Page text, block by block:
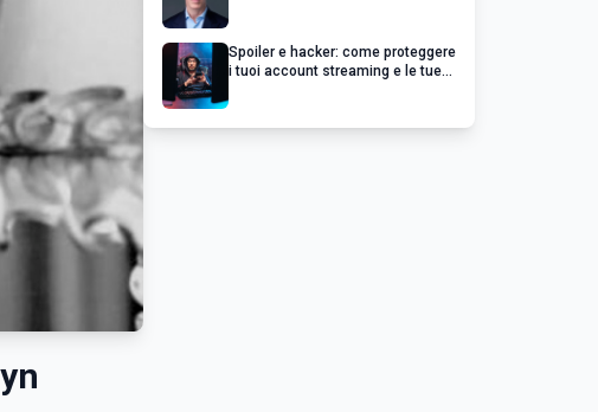
Spoiler e hacker: come proteggere
i tuoi account streaming e le tue